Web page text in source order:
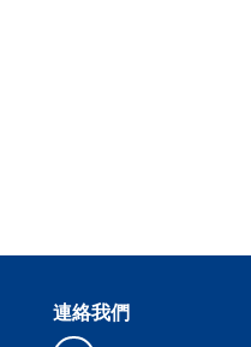
連絡我們